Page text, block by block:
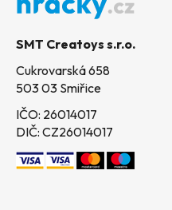
SMT Creatoys s.r.o.
Cukrovarská 658
503 03 Smiřice
IČO: 26014017
DIČ: CZ26014017